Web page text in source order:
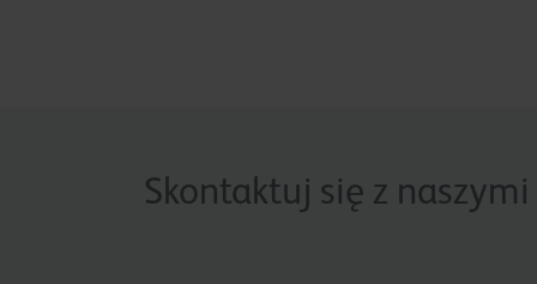
Skontaktuj się z